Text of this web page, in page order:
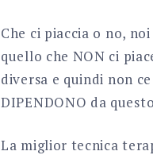
Che ci piaccia o no,
quello che NON ci
diversa e quindi non
DIPENDONO da
La miglior tecnica